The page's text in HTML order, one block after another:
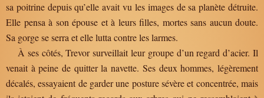
sa poitrine depuis qu’elle avait vu les images de sa planète détruite.
Elle pensa à son épouse et à leurs filles, mortes sans aucun doute.
Sa gorge se serra et elle lutta contre les larmes.
À ses côtés, Trevor surveillait leur groupe d’un regard d’acier. Il
venait à peine de quitter la navette. Ses deux hommes, légèrement
décalés, essayaient de garder une posture sévère et concentrée, mais